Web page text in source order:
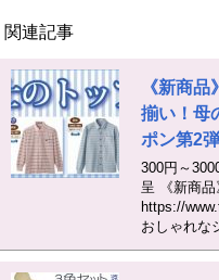
関連記事
《新商
揃い！母
ポン第2
300円～
呈 《新商品
https://
おしゃれな